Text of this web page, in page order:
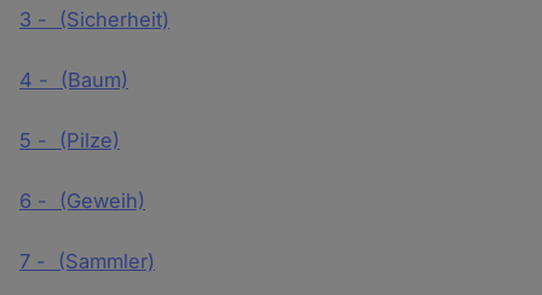
3 - (Sicherheit)
4 - (Baum)
5 - (Pilze)
6 - (Geweih)
7 - (Sammler)